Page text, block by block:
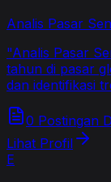
Analis Pasar
"Analis Pasar
tahun di pasar
dan identifikasi
0 Postingan
Lihat Profil
E